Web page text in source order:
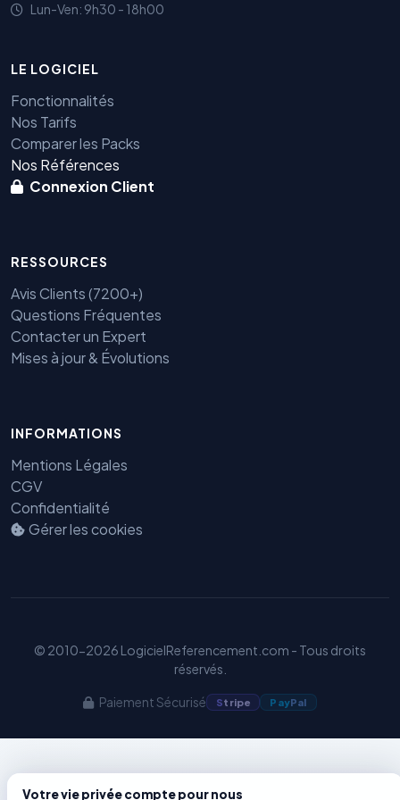
Lun-Ven: 9h30 - 18h00
LE LOGICIEL
Fonctionnalités
Nos Tarifs
Comparer les Packs
Nos Références
Connexion Client
RESSOURCES
Avis Clients (7200+)
Questions Fréquentes
Contacter un Expert
Mises à jour & Évolutions
INFORMATIONS
Mentions Légales
CGV
Confidentialité
Gérer les cookies
© 2010-2026 LogicielReferencement.com - Tous droits
réservés.
Paiement Sécurisé Stripe PayPal
Votre vie privée compte pour nous